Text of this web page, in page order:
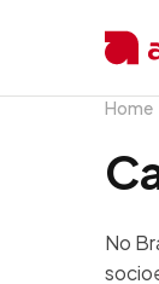
Home
No